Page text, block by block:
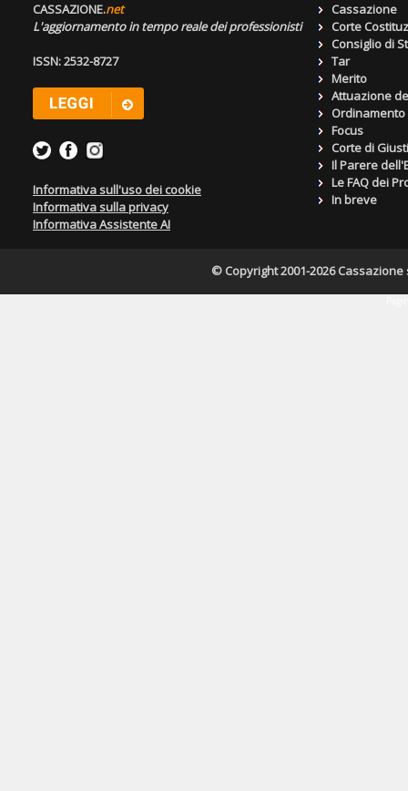
CASSAZIONE.net
L'aggiornamento in tempo reale dei professionisti
ISSN: 2532-8727
Informativa sull'uso dei cookie
Informativa sulla privacy
Informativa Assistente AI
Cassazione
Corte
Consiglio di
Tar
Merito
Attuazione
Focus
Corte di
Il Parere
Le FAQ dei
In breve
© Copyright 2001-2026 Cassazione